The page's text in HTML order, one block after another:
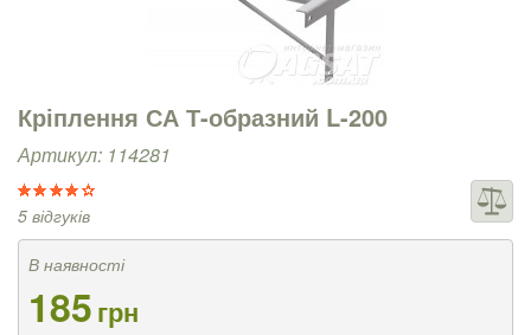
Кріплення СА Т-образний L-200
Артикул: 114281
5 відгуків
В наявності
185грн